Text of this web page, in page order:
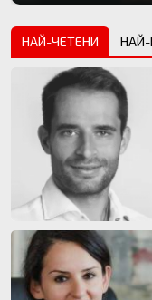
НАЙ-ЧЕТЕНИ